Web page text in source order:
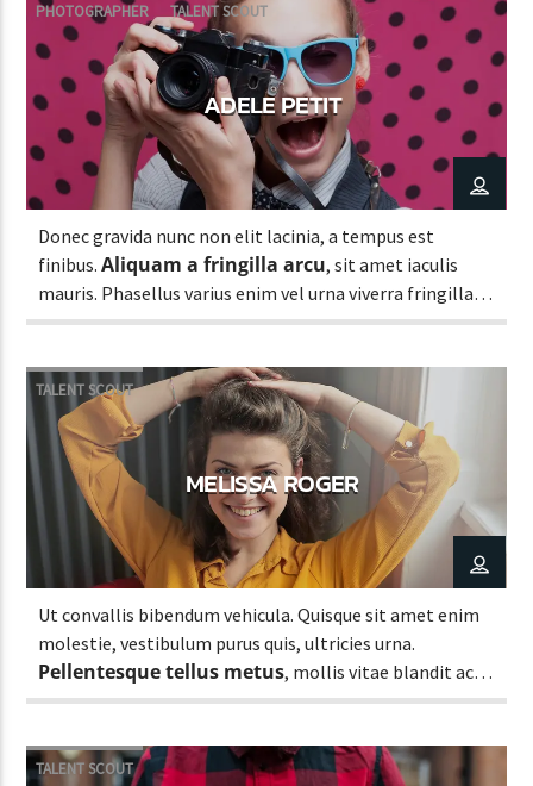
Lva En Vivo
PHOTOGRAPHER TALENT SCOUT
ADELE PETIT
Donec gravida nunc non elit lacinia, a tempus est
finibus.Aliquam a fringilla arcu, sit amet iaculis
mauris. Phasellus varius enim vel urna viverra fringilla.
Interdum et malesuada fames ac.
TALENT SCOUT
MELISSA ROGER
Ut convallis bibendum vehicula. Quisque sit amet enim
molestie, vestibulum purus quis, ultricies urna.
Pellentesque tellus metus, mollis vitae blandit ac,
lobortis a justo.
TALENT SCOUT